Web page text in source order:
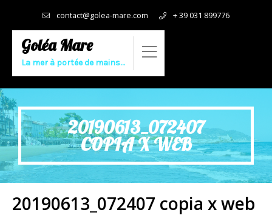
contact@golea-mare.com + 39 031 899776
Goléa Mare
La mer à portée de mains…
20190613_072407
COPIA X WEB
20190613_072407 copia x web